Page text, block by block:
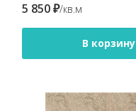
5 850 ₽/кв.м
В корзину